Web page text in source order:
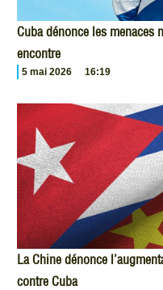
Cuba dénonce les menaces
encontre
5 mai 2026 16:19
La Chine dénonce
contre Cuba